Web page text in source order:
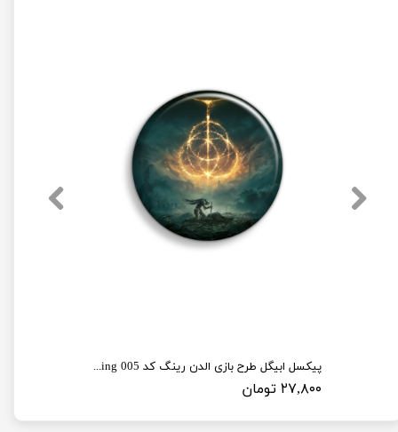
پیکسل ابیگل طرح بازی الدن رینگ کد elden ring 005
۲۷,۸۰۰ تومان